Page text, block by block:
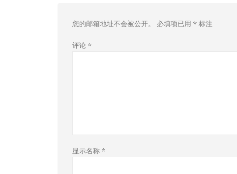
您的邮箱地址不会被公开。 必填项已用 * 标注
评论 *
显示名称 *